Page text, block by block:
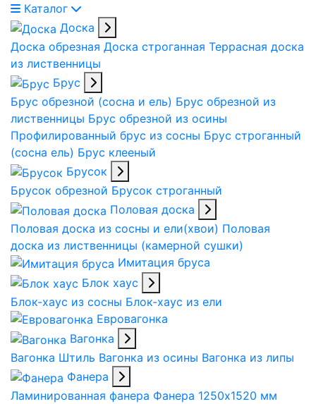
Каталог
Доска
Доска обрезная Доска строганная Террасная доска
из лиственницы
Брус
Брус обрезной (сосна и ель) Брус обрезной из
лиственницы Брус обрезной из осины
Профилированный брус из сосны Брус строганный
(сосна ель) Брус клееный
Брусок
Брусок обрезной Брусок строганный
Половая доска
Половая доска из сосны и ели(хвои) Половая
доска из лиственницы (камерной сушки)
Имитация бруса
Блок хаус
Блок-хаус из сосны Блок-хаус из ели
Евровагонка
Вагонка
Вагонка Штиль Вагонка из осины Вагонка из липы
Фанера
Ламинированная фанера Фанера 1250х1520 мм